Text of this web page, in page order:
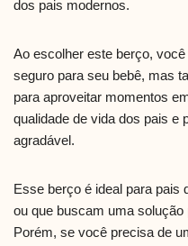
dos pais modernos.
Ao escolher este berço,
seguro para seu bebê, mas
para aproveitar momentos
qualidade de vida dos pais e
agradável.
Esse berço é ideal para pais
ou que buscam uma solução
Porém, se você precisa de